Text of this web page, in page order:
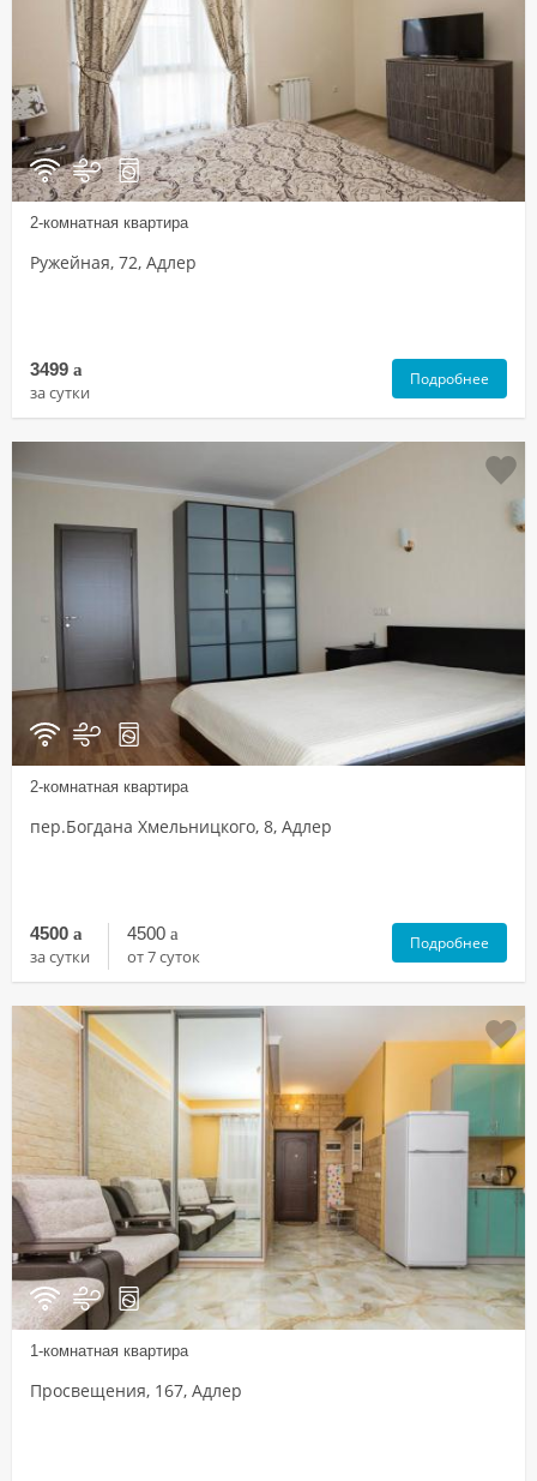
2-комнатная квартира
Ружейная, 72, Адлер
3499 a
за сутки
Подробнее
2-комнатная квартира
пер.Богдана Хмельницкого, 8, Адлер
4500 a
за сутки
4500 a
от 7 суток
Подробнее
1-комнатная квартира
Просвещения, 167, Адлер